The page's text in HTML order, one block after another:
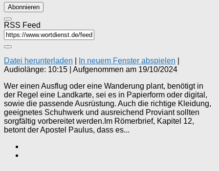
Abonnieren
RSS Feed
Datei herunterladen In neuem Fenster abspielen
Audiolänge: 10:15
Aufgenommen am 19/10/2024
Wer einen Ausflug oder eine Wanderung plant, benötigt in
der Regel eine Landkarte, sei es in Papierform oder digital,
sowie die passende Ausrüstung. Auch die richtige Kleidung,
geeignetes Schuhwerk und ausreichend Proviant sollten
sorgfältig vorbereitet werden.Im Römerbrief, Kapitel 12,
betont der Apostel Paulus, dass es...